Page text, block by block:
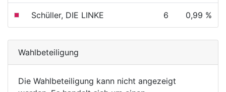
Schüller, DIE LINKE 6 0,99 %
Wahlbeteiligung
Die Wahlbeteiligung kann nicht angezeigt